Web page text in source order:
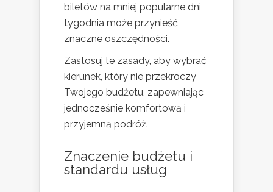
biletów na mniej popularne dni
tygodnia może przynieść
znaczne oszczędności.
Zastosuj te zasady, aby wybrać
kierunek, który nie przekroczy
Twojego budżetu, zapewniając
jednocześnie komfortową i
przyjemną podróż.
Znaczenie budżetu i
standardu usług